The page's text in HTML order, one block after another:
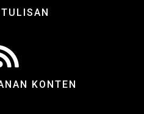
KONTEN